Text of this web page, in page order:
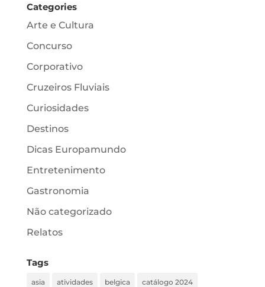
Categories
Arte e Cultura
Concurso
Corporativo
Cruzeiros Fluviais
Curiosidades
Destinos
Dicas Europamundo
Entretenimento
Gastronomia
Não categorizado
Relatos
Tags
asia atividades belgica catálogo 2024